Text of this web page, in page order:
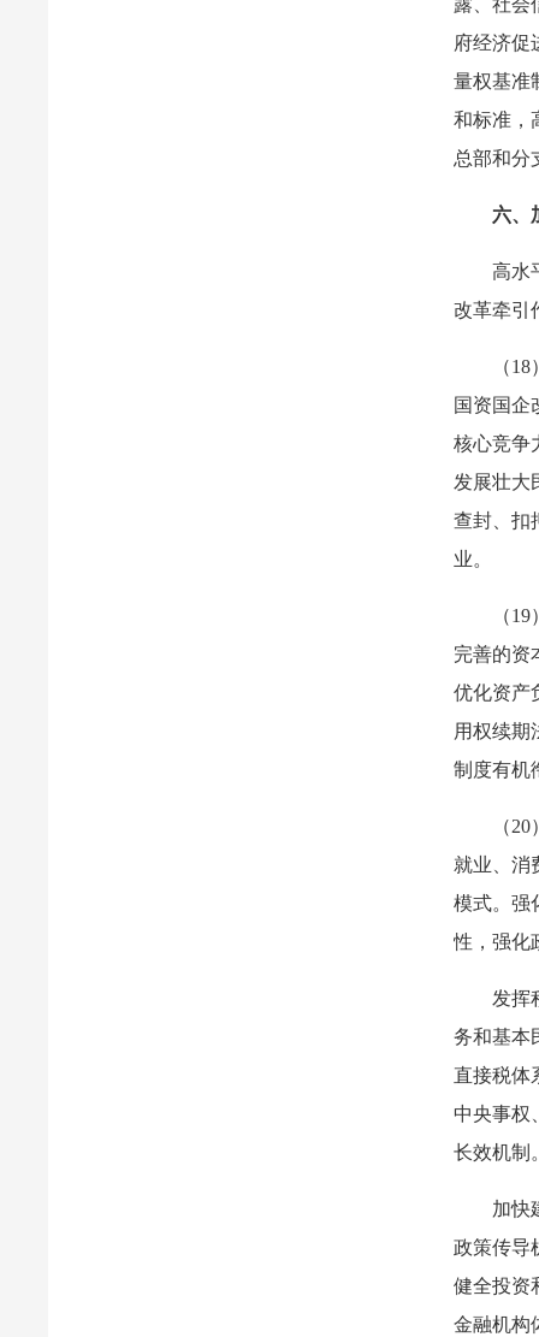
露、社会
府经济促
量权基准
和标准，
总部和分
六、
高水
改革牵引
（
国资国企
核心竞争
发展壮大
查封、扣
业。
（
完善的资
优化资产
用权续期
制度有机
（
就业、消
模式。强
性，强化
发挥
务和基本
直接税体
中央事权
长效机制
加快
政策传导
健全投资
金融机构